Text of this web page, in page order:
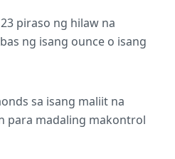
piraso ng hilaw na
ng isang ounce o isang
sa isang maliit na
para madaling makontrol